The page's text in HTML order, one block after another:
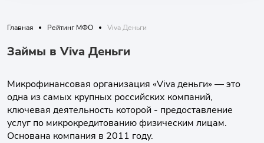
Главная Рейтинг МФО Viva Деньги
Займы в Viva Деньги
Микрофинансовая организация «Viva деньги» — это
одна из самых крупных российских компаний,
ключевая деятельность которой - предоставление
услуг по микрокредитованию физическим лицам.
Основана компания в 2011 году.